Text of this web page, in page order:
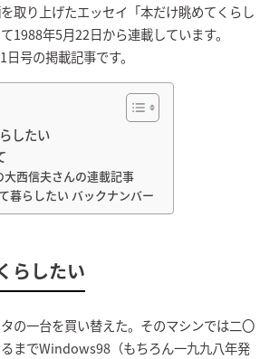
取り上げたエッセイ「本だけ眺めてくらし
1988年5月22日から連載しています。
号の掲載記事です。
したい
大西信夫さんの連載記事
暮らしたい バックナンバー
らしたい
の一台を買い替えた。そのマシンでは二〇
までWindows98（もちろん一九九八年発